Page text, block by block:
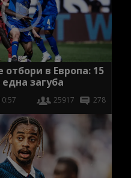
отбори в Европа: 15
загуба
25917 278